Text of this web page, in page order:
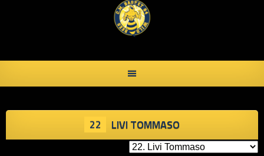
22 LIVI TOMMASO